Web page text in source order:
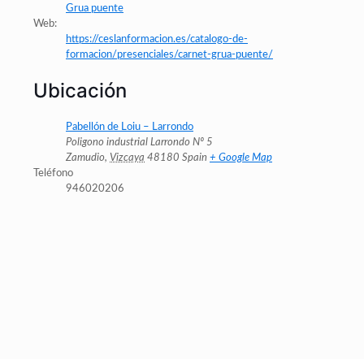
Grua puente
Web:
https://ceslanformacion.es/catalogo-de-
formacion/presenciales/carnet-grua-puente/
Ubicación
Pabellón de Loiu – Larrondo
Poligono industrial Larrondo Nº 5
Zamudio, Vizcaya 48180 Spain + Google Map
Teléfono
946020206